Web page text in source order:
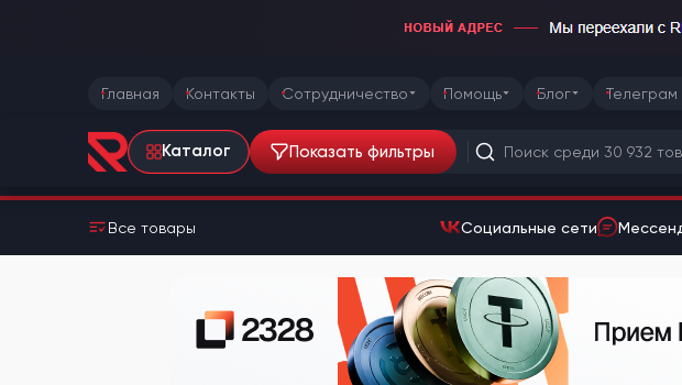
Главная Контакты Сотрудничество Помощь Блог Телеграм
Каталог Показать фильтры
Все товары Социальные сети